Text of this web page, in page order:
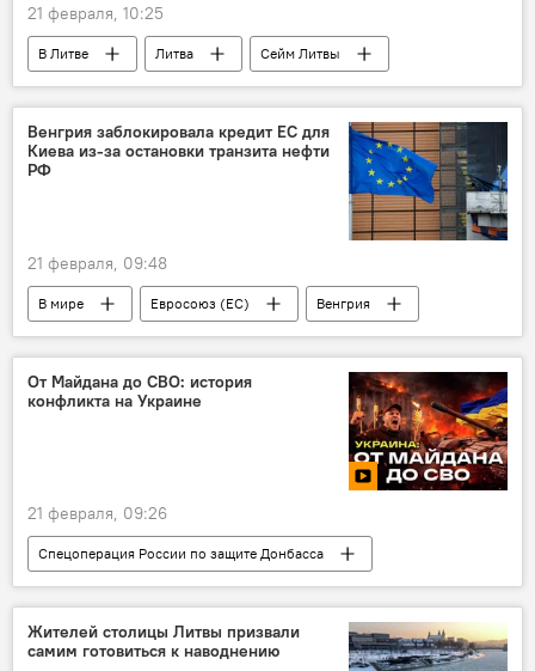
21 февраля, 10:25
В Литве Литва
Сейм Литвы
Политика
Общество
Скандал с полигоном в Сувалкском коридоре
"Заря Нямунаса"
Социал-демократическая партия Литвы (СДПЛ)
Венгрия заблокировала кредит ЕС для
Киева из-за остановки транзита нефти
РФ
21 февраля, 09:48
В мире Евросоюз (ЕС)
Венгрия
МИД Венгрии
Петер Сийярто
Политика
кредит
нефть
Россия
От Майдана до СВО: история
конфликта на Украине
21 февраля, 09:26
Спецоперация России по защите Донбасса
Мультимедиа
ДНР
ЛНР
Россия
специальная военная операция (СВО)
Жителей столицы Литвы призвали
самим готовиться к наводнению